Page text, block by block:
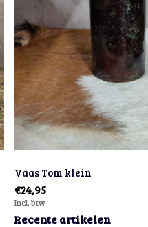
Vaas Tom klein
€24,95
Incl. btw
Recente artikelen